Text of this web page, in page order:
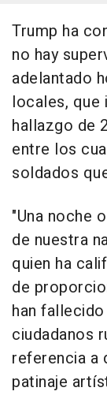
Trump ha
no hay
adelantado
locales,
hallazgo de
entre los
soldados
"Una noche
de nuestra
quien ha
de
han
ciudadanos
referencia a
patinaje